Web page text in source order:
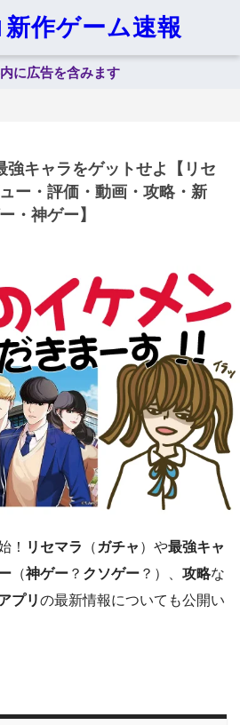
作ゲーム速報
に広告を含みます
強キャラをゲットせよ【リセ
ー・評価・動画・攻略・新
・神ゲー】
！ リセマラ （ ガチャ ）や最強キャ
（神ゲー ？ クソゲー ？）、 攻略な
プリの最新情報についても公開い